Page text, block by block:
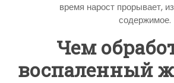
время нарост прорывает,
содержимое.
Чем
воспаленный